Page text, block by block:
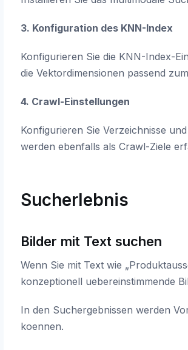
3. Konfiguration des KNN-Index
Konfigurieren Sie die KNN-Index-
die Vektordimensionen passend
4. Crawl-Einstellungen
Konfigurieren Sie Verzeichnisse
werden ebenfalls als Crawl-Ziele
Sucherlebnis
Bilder mit Text suchen
Wenn Sie mit Text wie
konzeptionell uebereinstimmende
In den Suchergebnissen werden
koennen.